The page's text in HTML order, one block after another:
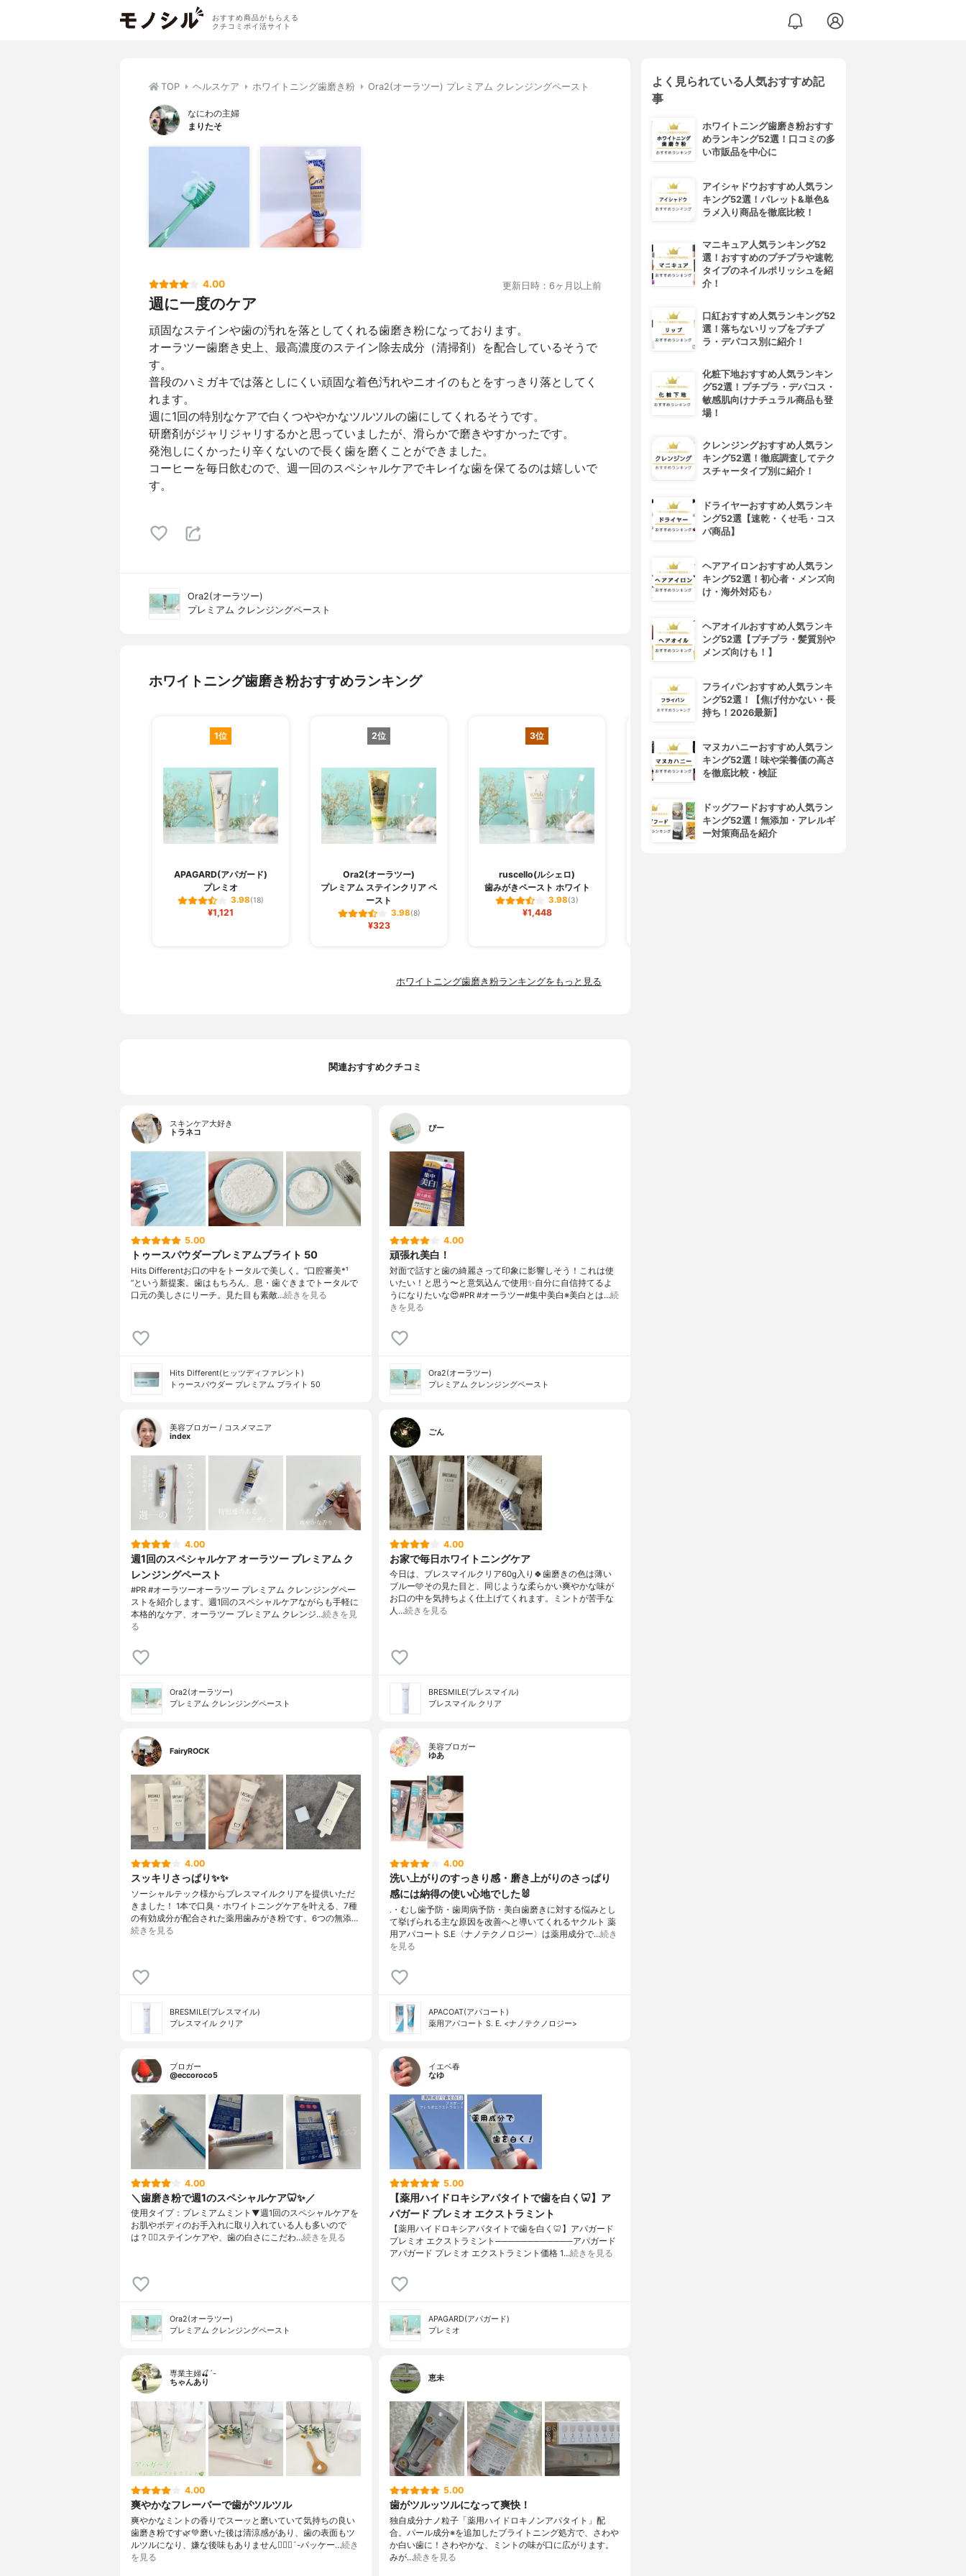
おすすめ商品がもらえる
クチコミポイ活サイト
TOP ヘルスケア ホワイトニング歯磨き粉 Ora2(オーラツー) プレミアム クレンジングペースト
なにわの主婦
まりたそ
4.00 更新日時：6ヶ月以上前
週に一度のケア
頑固なステインや歯の汚れを落としてくれる歯磨き粉になっております。
オーラツー歯磨き史上、最高濃度のステイン除去成分（清掃剤）を配合しているそうで
す。
普段のハミガキでは落としにくい頑固な着色汚れやニオイのもとをすっきり落としてく
れます。
週に1回の特別なケアで白くつややかなツルツルの歯にしてくれるそうです。
研磨剤がジャリジャリするかと思っていましたが、滑らかで磨きやすかったです。
発泡しにくかったり辛くないので長く歯を磨くことができました。
コーヒーを毎日飲むので、週一回のスペシャルケアでキレイな歯を保てるのは嬉しいで
す。
Ora2(オーラツー)
プレミアム クレンジングペースト
ホワイトニング歯磨き粉おすすめランキング
1位
APAGARD(アパガード)
プレミオ
3.98(18)
¥1,121
2位
Ora2(オーラツー)
プレミアム ステインクリア ペ
ースト
3.98(8)
¥323
3位
ruscello(ルシェロ)
歯みがきペースト ホワイト
3.98(3)
¥1,448
ホワイトニング歯磨き粉ランキングをもっと見る
関連おすすめクチコミ
スキンケア大好き
トラネコ
5.00
トゥースパウダープレミアムブライト 50
Hits Differentお口の中をトータルで美しく。“口腔審美*¹
”という新提案。歯はもちろん、息・歯ぐきまでトータルで
口元の美しさにリーチ。見た目も素敵…続きを見る
Hits Different(ヒッツディファレント)
トゥースパウダー プレミアム ブライト 50
ぴー
4.00
頑張れ美白！
対面で話すと歯の綺麗さって印象に影響しそう！これは使
いたい！と思う〜と意気込んで使用✨自分に自信持てるよ
うになりたいな😍#PR #オーラツー#集中美白※美白とは…続
きを見る
Ora2(オーラツー)
プレミアム クレンジングペースト
美容ブロガー / コスメマニア
index
4.00
週1回のスペシャルケア オーラツー プレミアム ク
レンジングペースト
#PR #オーラツーオーラツー プレミアム クレンジングペー
ストを紹介します。週1回のスペシャルケアながらも手軽に
本格的なケア、オーラツー プレミアム クレンジ…続きを見
る
Ora2(オーラツー)
プレミアム クレンジングペースト
ごん
4.00
お家で毎日ホワイトニングケア
今日は、ブレスマイルクリア60g入り🍀歯磨きの色は薄い
ブルー🩵その見た目と、同じような柔らかい爽やかな味が
お口の中を気持ちよく仕上げてくれます。ミントが苦手な
人…続きを見る
BRESMILE(ブレスマイル)
ブレスマイル クリア
FairyROCK
4.00
スッキリさっぱり✨✨
ソーシャルテック様からブレスマイルクリアを提供いただ
きました！ 1本で口臭・ホワイトニングケアを叶える、7種
の有効成分が配合された薬用歯みがき粉です。6つの無添…
続きを見る
BRESMILE(ブレスマイル)
ブレスマイル クリア
美容ブロガー
ゆあ
4.00
洗い上がりのすっきり感・磨き上がりのさっぱり
感には納得の使い心地でした🐰
.・むし歯予防・歯周病予防・美白歯磨きに対する悩みとし
て挙げられる主な原因を改善へと導いてくれるヤクルト 薬
用アパコート S.E〈ナノテクノロジー〉は薬用成分で…続き
を見る
APACOAT(アパコート)
薬用アパコート S. E. <ナノテクノロジー>
ブロガー
@eccoroco5
4.00
＼歯磨き粉で週1のスペシャルケア🦷✨／
使用タイプ：プレミアムミント⁡⁡▼⁡⁡⁡週1回のスペシャルケアを
お肌やボディのお手入れに取り入れている人も多いので
は？💆‍♀️⁡ステインケアや、歯の白さにこだわ…続きを見る
Ora2(オーラツー)
プレミアム クレンジングペースト
イエベ春
なゆ
5.00
【薬用ハイドロキシアパタイトで歯を白く🦷】ア
パガード プレミオ エクストラミント
【薬用ハイドロキシアパタイトで歯を白く🦷】アパガード
プレミオ エクストラミント────────────アパガード
アパガード プレミオ エクストラミント価格 1…続きを見る
APAGARD(アパガード)
プレミオ
専業主婦🍒´-
ちゃんあり
4.00
爽やかなフレーバーで歯がツルツル
爽やかなミントの香りでスーッと磨いていて気持ちの良い
歯磨き粉です🌿💚磨いた後は清涼感があり、歯の表面もツ
ルツルになり、嫌な後味もありません🙋🏻‍♀️´-パッケー…続き
を見る
恵未
5.00
歯がツルッツルになって爽快！
独自成分ナノ粒子「薬用ハイドロキノンアパタイト」配
合。パール成分※を追加したブライトニング処方で、さわや
か白い歯に！さわやかな、ミントの味が口に広がります。
みが…続きを見る
よく見られている人気おすすめ記
事
ホワイトニング歯磨き粉おすす
めランキング52選！口コミの多
い市販品を中心に
アイシャドウおすすめ人気ラン
キング52選！パレット&単色&
ラメ入り商品を徹底比較！
マニキュア人気ランキング52
選！おすすめのプチプラや速乾
タイプのネイルポリッシュを紹
介！
口紅おすすめ人気ランキング52
選！落ちないリップをプチプ
ラ・デパコス別に紹介！
化粧下地おすすめ人気ランキン
グ52選！プチプラ・デパコス・
敏感肌向けナチュラル商品も登
場！
クレンジングおすすめ人気ラン
キング52選！徹底調査してテク
スチャータイプ別に紹介！
ドライヤーおすすめ人気ランキ
ング52選【速乾・くせ毛・コス
パ商品】
ヘアアイロンおすすめ人気ラン
キング52選！初心者・メンズ向
け・海外対応も♪
ヘアオイルおすすめ人気ランキ
ング52選【プチプラ・髪質別や
メンズ向けも！】
フライパンおすすめ人気ランキ
ング52選！【焦げ付かない・長
持ち！2026最新】
マヌカハニーおすすめ人気ラン
キング52選！味や栄養価の高さ
を徹底比較・検証
ドッグフードおすすめ人気ラン
キング52選！無添加・アレルギ
ー対策商品を紹介